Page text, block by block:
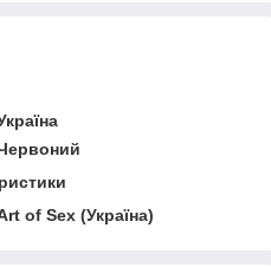
of Sex (Україна)